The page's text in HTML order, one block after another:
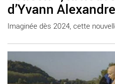
d’Yvann Alexandre
Imaginée dès 2024, cette